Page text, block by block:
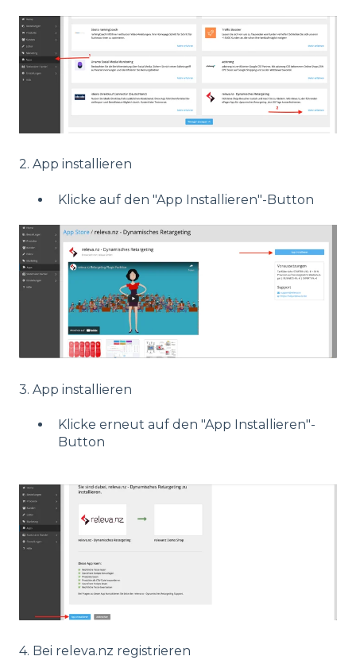
2. App installieren
Klicke auf den "App Installieren"-Button
3. App installieren
Klicke erneut auf den "App Installieren"-
Button
4. Bei releva.nz registrieren